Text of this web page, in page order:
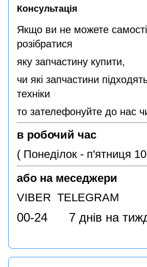
Консультація
Якщо ви не можете
розібратися
яку запчастину купити,
чи які запчастини
техніки
то зателефонуйте до нас
в робочий час
( Понеділок - п'ятниця
або на меседжери
VIBER TELEGRAM
00-24 7 днів на